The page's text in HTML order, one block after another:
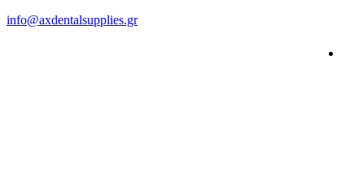
info@axdentalsupplies.gr